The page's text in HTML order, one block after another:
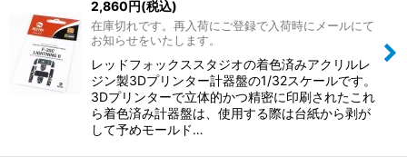
2,860円(税込)
在庫切れです。再入荷にご登録で入荷時にメールにて
お知らせをいたします。
レッドフォックススタジオの着色済みアクリルレ
ジン製3Dプリンター計器盤の1/32スケールです。
3Dプリンターで立体的かつ精密に印刷されたこれ
ら着色済み計器盤は、使用する際は台紙から剥が
して予めモールド…